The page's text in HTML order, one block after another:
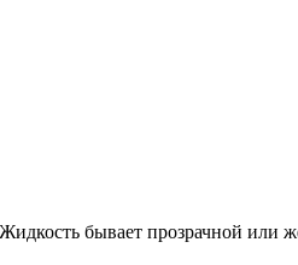
бывает прозрачной или